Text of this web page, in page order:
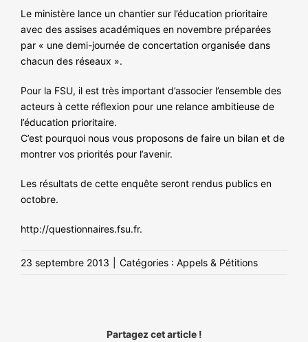
NOS ACTIONS
Le ministère lance un chantier sur l’éducation prioritaire
avec des assises académiques en novembre préparées
par « une demi-journée de concertation organisée dans
chacun des réseaux ».
Pour la FSU, il est très important d’associer l’ensemble des
acteurs à cette réflexion pour une relance ambitieuse de
l’éducation prioritaire.
C’est pourquoi nous vous proposons de faire un bilan et de
montrer vos priorités pour l’avenir.
Les résultats de cette enquête seront rendus publics en
octobre.
http://questionnaires.fsu.fr.
23 septembre 2013 Catégories : Appels & Pétitions
Partagez cet article !